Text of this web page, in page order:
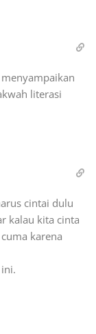
literasi
cintai dulu
kalau kita cinta
karena